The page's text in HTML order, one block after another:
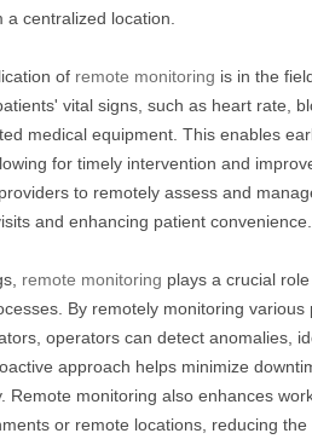
centralized location.
of remote monitoring is in the
vital signs, such as heart rate,
medical equipment. This enables
for timely intervention and
to remotely assess and
and enhancing patient convenience.
remote monitoring plays a crucial
By remotely monitoring
operators can detect anomalies,
approach helps minimize
Remote monitoring also enhances
or remote locations, reducing